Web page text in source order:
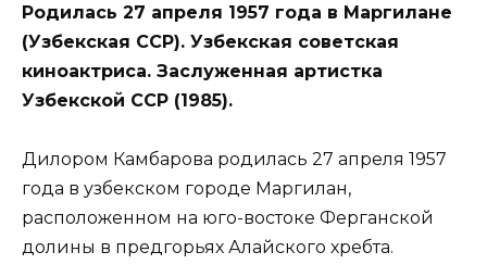
Родилась 27 апреля 1957 года в Маргилане
(Узбекская ССР). Узбекская советская
киноактриса. Заслуженная артистка
Узбекской ССР (1985).
Дилором Камбарова родилась 27 апреля 1957
года в узбекском городе Маргилан,
расположенном на юго-востоке Ферганской
долины в предгорьях Алайского хребта.